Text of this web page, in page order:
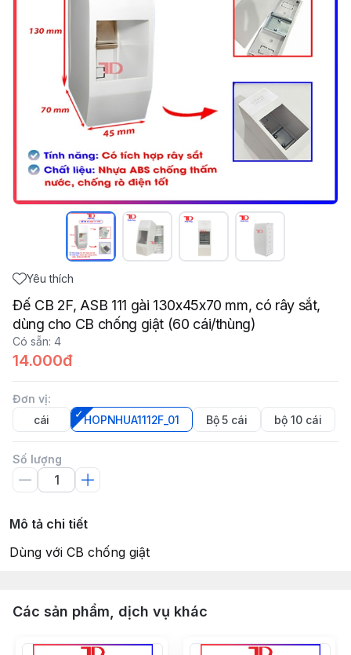
Yêu thích
Đế CB 2F, ASB 111 gài 130x45x70 mm, có rây sắt,
dùng cho CB chống giật (60 cái/thùng)
Có sẵn: 4
14.000đ
Đơn vị:
cái
HOPNHUA1112F_01 Bộ 5 cái bộ 10 cái
Số lượng
Mô tả chi tiết
Dùng với CB chống giật
Các sản phẩm, dịch vụ khác